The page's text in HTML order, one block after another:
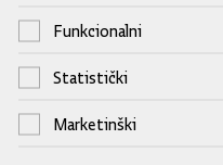
Funkcionalni
Statistički
Marketinški